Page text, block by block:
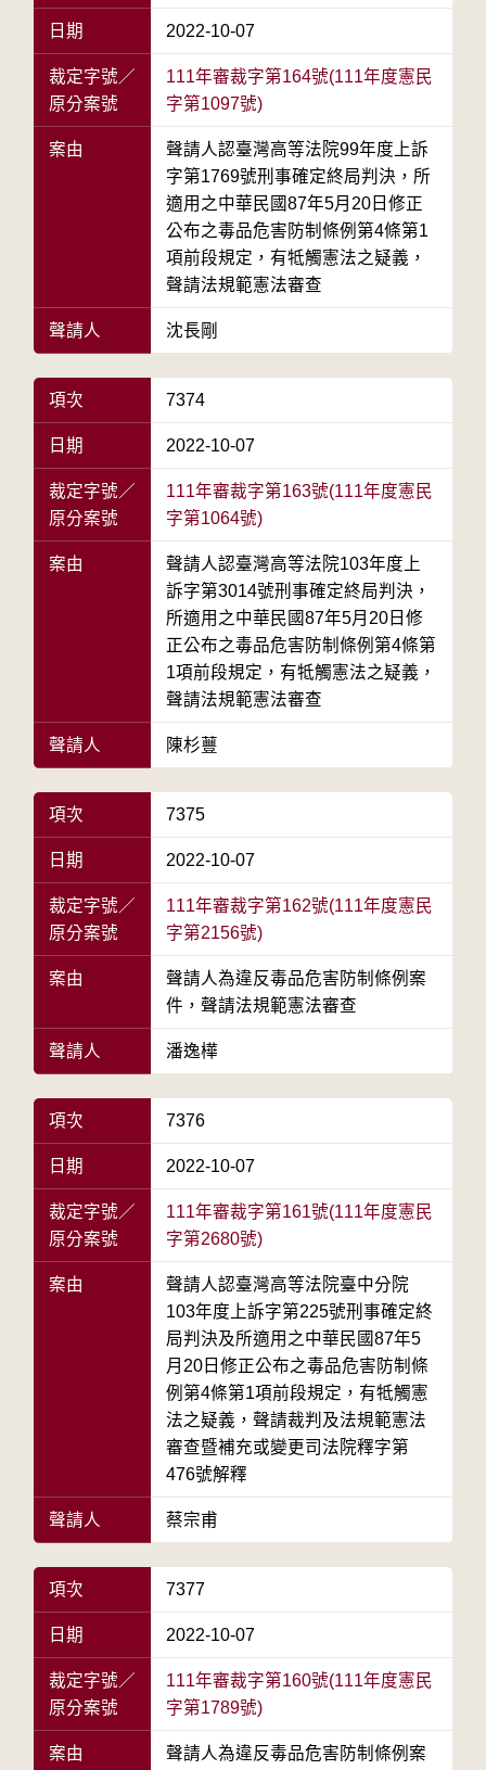
日期 2022-10-07
裁定字號／
原分案號
111年審裁字第164號(111年度憲民
字第1097號)
案由
聲請人認臺灣高等法院99年度上訴
字第1769號刑事確定終局判決，所
適用之中華民國87年5月20日修正
公布之毒品危害防制條例第4條第1
項前段規定，有牴觸憲法之疑義，
聲請法規範憲法審查
聲請人 沈長剛
項次 7374
日期 2022-10-07
裁定字號／
原分案號
111年審裁字第163號(111年度憲民
字第1064號)
案由
聲請人認臺灣高等法院103年度上
訴字第3014號刑事確定終局判決，
所適用之中華民國87年5月20日修
正公布之毒品危害防制條例第4條第
1項前段規定，有牴觸憲法之疑義，
聲請法規範憲法審查
聲請人 陳杉蘴
項次 7375
日期 2022-10-07
裁定字號／
原分案號
111年審裁字第162號(111年度憲民
字第2156號)
案由
聲請人為違反毒品危害防制條例案
件，聲請法規範憲法審查
聲請人 潘逸樺
項次 7376
日期 2022-10-07
裁定字號／
原分案號
111年審裁字第161號(111年度憲民
字第2680號)
案由
聲請人認臺灣高等法院臺中分院
103年度上訴字第225號刑事確定終
局判決及所適用之中華民國87年5
月20日修正公布之毒品危害防制條
例第4條第1項前段規定，有牴觸憲
法之疑義，聲請裁判及法規範憲法
審查暨補充或變更司法院釋字第
476號解釋
聲請人 蔡宗甫
項次 7377
日期 2022-10-07
裁定字號／
原分案號
111年審裁字第160號(111年度憲民
字第1789號)
案由
聲請人為違反毒品危害防制條例案